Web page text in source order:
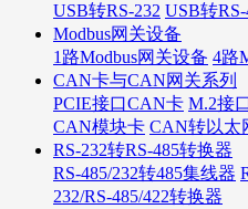
USB转RS-232 USB转RS-
Modbus网关设备
1路Modbus网关设备 4路
CAN卡与CAN网关系列
PCIE接口CAN卡 M.2接
CAN模块卡 CAN转以太
RS-232转RS-485转换器
RS-485/232转485集线器
232/RS-485/422转换器